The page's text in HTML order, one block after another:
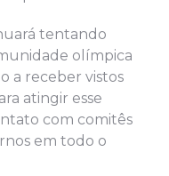
tentando
olímpica
a receber vistos
atingir esse
com comitês
em todo o